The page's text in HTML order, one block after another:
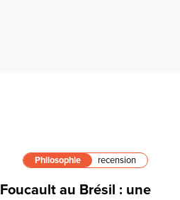
Philosophie recension
Foucault au Brésil : une